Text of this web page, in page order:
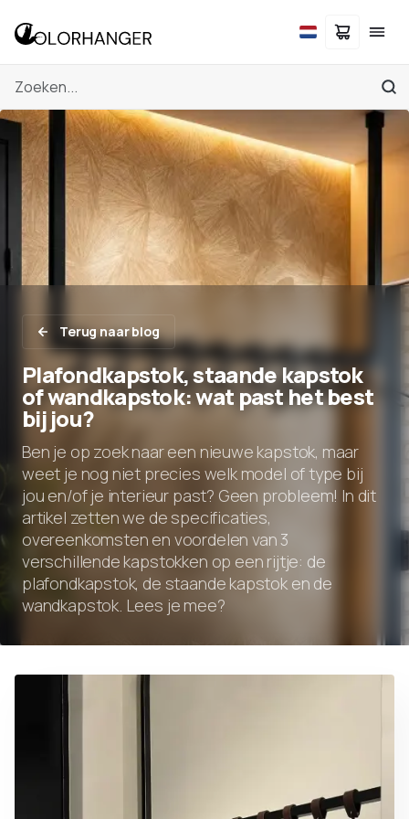
Terug naar blog
Plafondkapstok, staande kapstok
of wandkapstok: wat past het best
bij jou?
Ben je op zoek naar een nieuwe kapstok, maar
weet je nog niet precies welk model of type bij
jou en/of je interieur past? Geen probleem! In dit
artikel zetten we de specificaties,
overeenkomsten en voordelen van 3
verschillende kapstokken op een rijtje: de
plafondkapstok, de staande kapstok en de
wandkapstok. Lees je mee?